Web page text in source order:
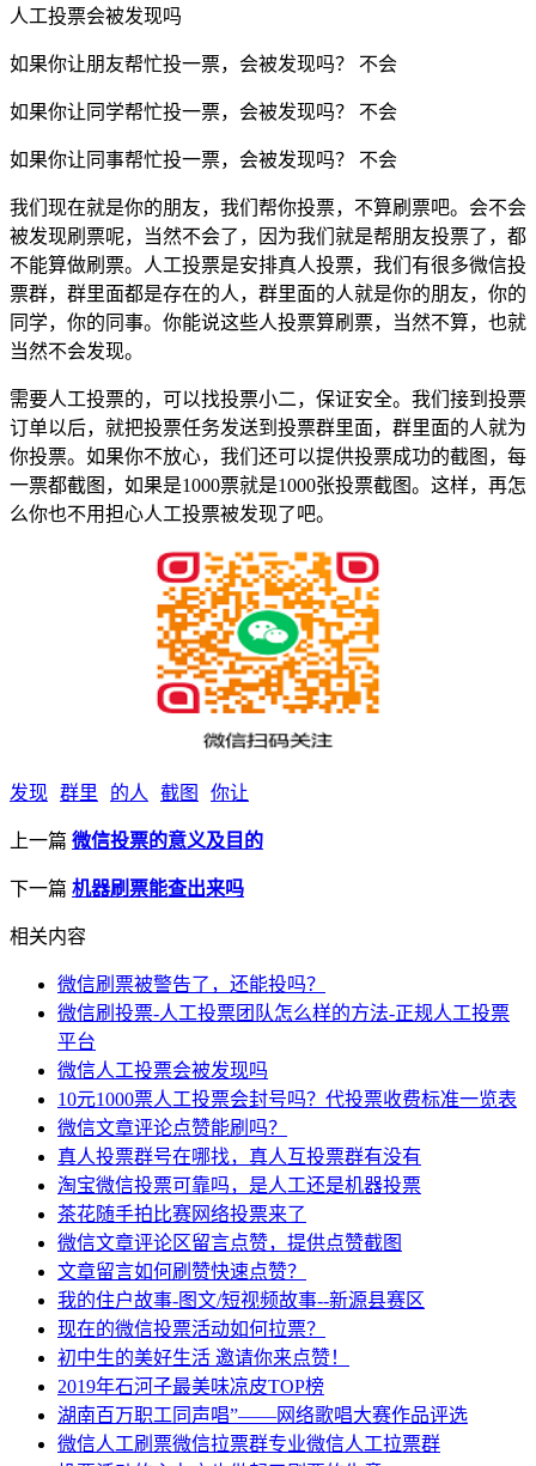
人工投票会被发现吗
如果你让朋友帮忙投一票，会被发现吗？ 不会
如果你让同学帮忙投一票，会被发现吗？ 不会
如果你让同事帮忙投一票，会被发现吗？ 不会
我们现在就是你的朋友，我们帮你投票，不算刷票吧。会不会
被发现刷票呢，当然不会了，因为我们就是帮朋友投票了，都
不能算做刷票。人工投票是安排真人投票，我们有很多微信投
票群，群里面都是存在的人，群里面的人就是你的朋友，你的
同学，你的同事。你能说这些人投票算刷票，当然不算，也就
当然不会发现。
需要人工投票的，可以找投票小二，保证安全。我们接到投票
订单以后，就把投票任务发送到投票群里面，群里面的人就为
你投票。如果你不放心，我们还可以提供投票成功的截图，每
一票都截图，如果是1000票就是1000张投票截图。这样，再怎
么你也不用担心人工投票被发现了吧。
发现 群里 的人 截图 你让
上一篇 微信投票的意义及目的
下一篇 机器刷票能查出来吗
相关内容
微信刷票被警告了，还能投吗？
微信刷投票-人工投票团队怎么样的方法-正规人工投票
平台
微信人工投票会被发现吗
10元1000票人工投票会封号吗？代投票收费标准一览表
微信文章评论点赞能刷吗？
真人投票群号在哪找，真人互投票群有没有
淘宝微信投票可靠吗，是人工还是机器投票
茶花随手拍比赛网络投票来了
微信文章评论区留言点赞，提供点赞截图
文章留言如何刷赞快速点赞？
我的住户故事-图文/短视频故事--新源县赛区
现在的微信投票活动如何拉票？
初中生的美好生活 邀请你来点赞！
2019年石河子最美味凉皮TOP榜
湖南百万职工同声唱”——网络歌唱大赛作品评选
微信人工刷票微信拉票群专业微信人工拉票群